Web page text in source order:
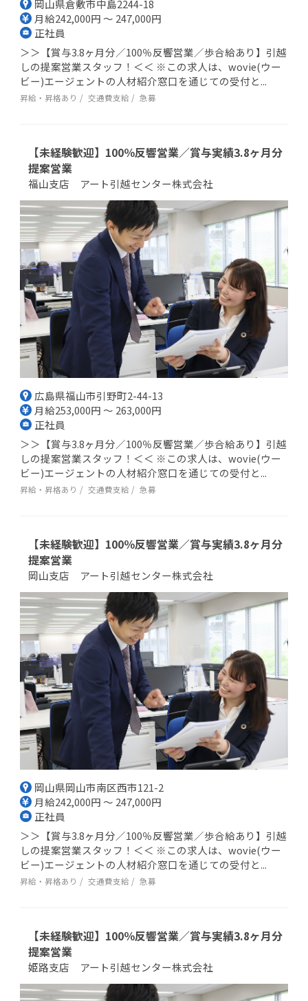
岡山県倉敷市中島2244-18
月給242,000円 ～ 247,000円
正社員
＞＞【賞与3.8ヶ月分／100％反響営業／歩合給あり】引越
しの提案営業スタッフ！＜＜ ※この求人は、wovie(ウー
ビー)エージェントの人材紹介窓口を通じての受付と...
昇給・昇格あり 交通費支給 急募
【未経験歓迎】100％反響営業／賞与実績3.8ヶ月分
提案営業
福山支店 アート引越センター株式会社
広島県福山市引野町2-44-13
月給253,000円 ～ 263,000円
正社員
＞＞【賞与3.8ヶ月分／100％反響営業／歩合給あり】引越
しの提案営業スタッフ！＜＜ ※この求人は、wovie(ウー
ビー)エージェントの人材紹介窓口を通じての受付と...
昇給・昇格あり 交通費支給 急募
【未経験歓迎】100％反響営業／賞与実績3.8ヶ月分
提案営業
岡山支店 アート引越センター株式会社
岡山県岡山市南区西市121-2
月給242,000円 ～ 247,000円
正社員
＞＞【賞与3.8ヶ月分／100％反響営業／歩合給あり】引越
しの提案営業スタッフ！＜＜ ※この求人は、wovie(ウー
ビー)エージェントの人材紹介窓口を通じての受付と...
昇給・昇格あり 交通費支給 急募
【未経験歓迎】100％反響営業／賞与実績3.8ヶ月分
提案営業
姫路支店 アート引越センター株式会社